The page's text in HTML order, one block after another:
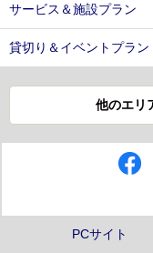
サービス＆施設プラン
貸切り＆イベントプラン
他のエリ
PCサイト